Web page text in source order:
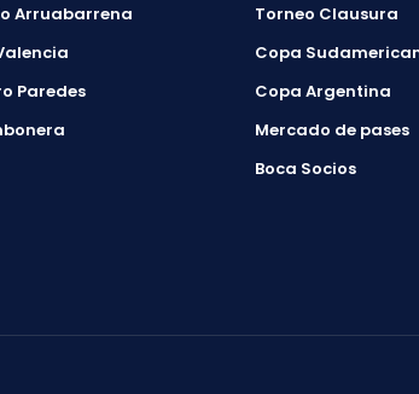
Arruabarrena
Paredes
Torneo Clausura
Copa
Copa Argentina
Mercado de pases
Boca Socios